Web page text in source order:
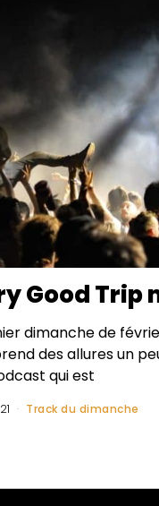
Good Trip
dimanche de
des allures un
qui est
Track du dimanche